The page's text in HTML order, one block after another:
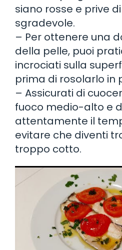
siano rosse e prive
sgradevole.
– Per ottenere una
della pelle, puoi
incrociati sulla
prima di rosolarlo in
– Assicurati di
fuoco medio-alto e
attentamente il
evitare che diventi
troppo cotto.